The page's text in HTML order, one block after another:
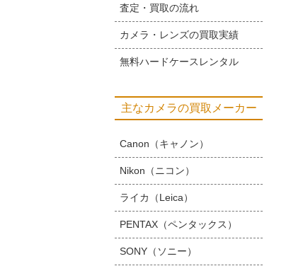
査定・買取の流れ
カメラ・レンズの買取実績
無料ハードケースレンタル
主なカメラの買取メーカー
Canon（キャノン）
Nikon（ニコン）
ライカ（Leica）
PENTAX（ペンタックス）
SONY（ソニー）